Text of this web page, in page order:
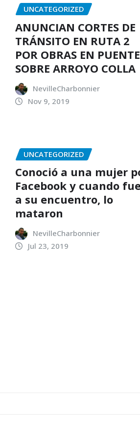
UNCATEGORIZED
ANUNCIAN CORTES DE
TRÁNSITO EN RUTA 2
POR OBRAS EN PUENTE
SOBRE ARROYO COLLA
NevilleCharbonnier
Nov 9, 2019
UNCATEGORIZED
Conoció a una mujer
Facebook y cuando
a su encuentro, lo
mataron
NevilleCharbonnier
Jul 23, 2019